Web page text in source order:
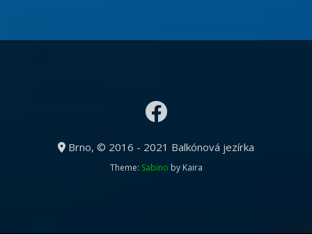
Brno, © 2016 - 2021 Balkónová jezírka
Theme: Sabino by Kaira